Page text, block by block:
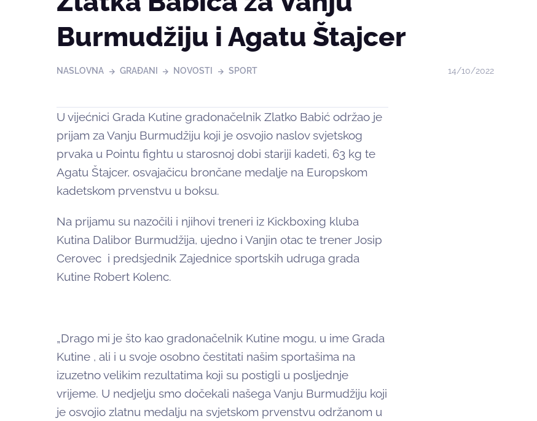
Burmudžiju i Agatu Štajcer
NASLOVNA GRAĐANI NOVOSTI SPORT 14/10/2022
U vijećnici Grada Kutine gradonačelnik Zlatko Babić održao je
prijam za Vanju Burmudžiju koji je osvojio naslov svjetskog
prvaka u Pointu fightu u starosnoj dobi stariji kadeti, 63 kg te
Agatu Štajcer, osvajačicu brončane medalje na Europskom
kadetskom prvenstvu u boksu.
Na prijamu su nazočili i njihovi treneri iz Kickboxing kluba
Kutina Dalibor Burmudžija, ujedno i Vanjin otac te trener Josip
Cerovec i predsjednik Zajednice sportskih udruga grada
Kutine Robert Kolenc.
„Drago mi je što kao gradonačelnik Kutine mogu, u ime Grada
Kutine , ali i u svoje osobno čestitati našim sportašima na
izuzetno velikim rezultatima koji su postigli u posljednje
vrijeme. U nedjelju smo dočekali našega Vanju Burmudžiju koji
je osvojio zlatnu medalju na svjetskom prvenstvu održanom u